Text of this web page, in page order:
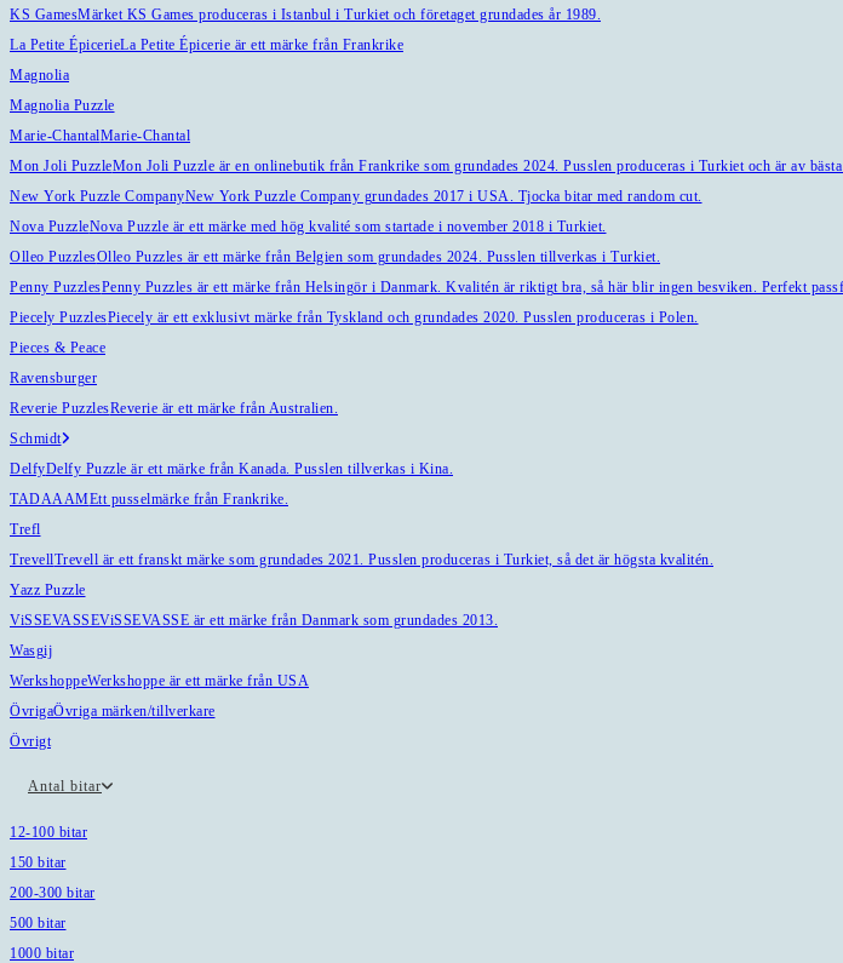
KS GamesMärket KS Games produceras i Istanbul i Turkiet och företaget grundades år 1989.
La Petite ÉpicerieLa Petite Épicerie är ett märke från Frankrike
Magnolia
Magnolia Puzzle
Marie-ChantalMarie-Chantal
Mon Joli PuzzleMon Joli Puzzle är en onlinebutik från Frankrike som grundades 2024. Pusslen produceras i Turkiet och är av
New York Puzzle CompanyNew York Puzzle Company grundades 2017 i USA. Tjocka bitar med random cut.
Nova PuzzleNova Puzzle är ett märke med hög kvalité som startade i november 2018 i Turkiet.
Olleo PuzzlesOlleo Puzzles är ett märke från Belgien som grundades 2024. Pusslen tillverkas i Turkiet.
Penny PuzzlesPenny Puzzles är ett märke från Helsingör i Danmark. Kvalitén är riktigt bra, så här blir ingen besviken. Perfekt
Piecely PuzzlesPiecely är ett exklusivt märke från Tyskland och grundades 2020. Pusslen produceras i Polen.
Pieces & Peace
Ravensburger
Reverie PuzzlesReverie är ett märke från Australien.
Schmidt
DelfyDelfy Puzzle är ett märke från Kanada. Pusslen tillverkas i Kina.
TADAAAMEtt pusselmärke från Frankrike.
Trefl
TrevellTrevell är ett franskt märke som grundades 2021. Pusslen produceras i Turkiet, så det är högsta kvalitén.
Yazz Puzzle
ViSSEVASSEViSSEVASSE är ett märke från Danmark som grundades 2013.
Wasgij
WerkshoppeWerkshoppe är ett märke från USA
ÖvrigaÖvriga märken/tillverkare
Övrigt
Antal bitar
12-100 bitar
150 bitar
200-300 bitar
500 bitar
1000 bitar